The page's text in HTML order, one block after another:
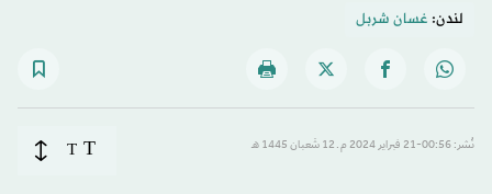
لندن: غسان شربل
نُشر: 00:56-21 فبراير 2024 م ـ 12 شَعبان 1445 هـ T
T